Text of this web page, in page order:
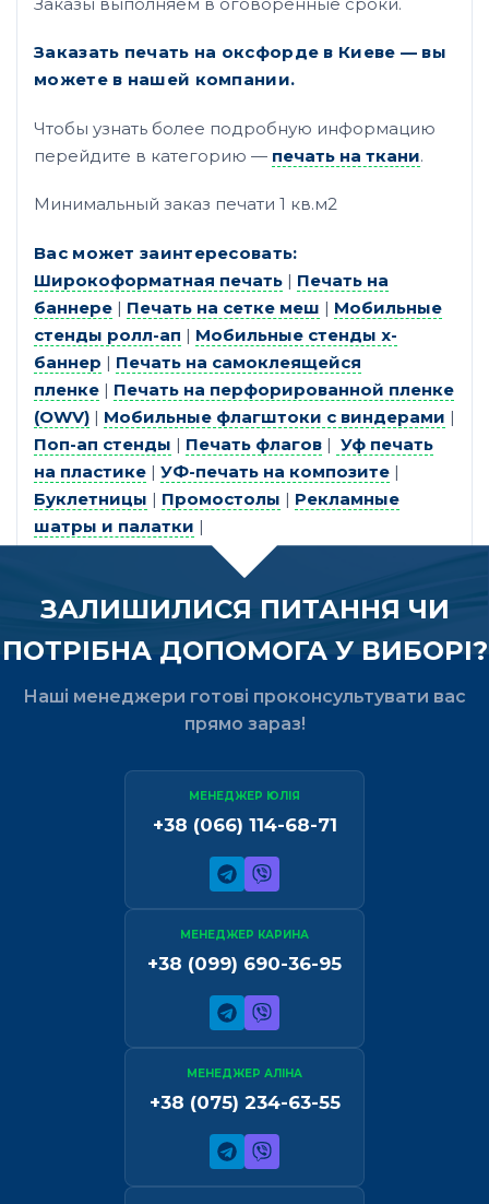
Заказать печать на оксфорде в Киеве — вы
можете в нашей компании.
Чтобы узнать более подробную информацию
перейдите в категорию — печать на ткани.
Минимальный заказ печати 1 кв.м2
Вас может заинтересовать:
Широкоформатная печать | Печать на
баннере | Печать на сетке меш | Мобильные
стенды ролл-ап | Мобильные стенды х-
баннер | Печать на самоклеящейся
пленке | Печать на перфорированной пленке
(OWV) | Мобильные флагштоки с виндерами |
Поп-ап стенды | Печать флагов | Уф печать
на пластике | УФ-печать на композите |
Буклетницы | Промостолы | Рекламные
шатры и палатки |
ЗАЛИШИЛИСЯ ПИТАННЯ ЧИ
ПОТРІБНА ДОПОМОГА У ВИБОРІ?
Наші менеджери готові проконсультувати вас
прямо зараз!
МЕНЕДЖЕР ЮЛІЯ
+38 (066) 114-68-71
МЕНЕДЖЕР КАРИНА
+38 (099) 690-36-95
МЕНЕДЖЕР АЛІНА
+38 (075) 234-63-55